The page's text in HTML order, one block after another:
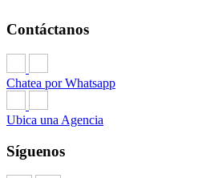
Contáctanos
Chatea por Whatsapp
Ubica una Agencia
Síguenos